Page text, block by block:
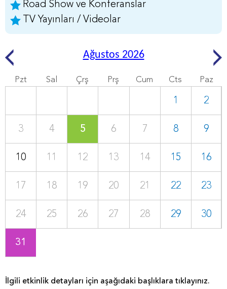
Road Show ve Konferanslar
TV Yayınları / Videolar
Ağustos 2026
Pzt Sal Çrş Prş Cum Cts Paz
1 2
3 4 5 6 7 8 9
10 11 12 13 14 15 16
17 18 19 20 21 22 23
24 25 26 27 28 29 30
31
İlgili etkinlik detayları için aşağıdaki başlıklara tıklayınız.